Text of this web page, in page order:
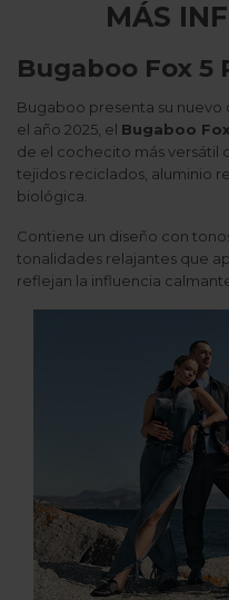
MÁS
Bugaboo Fox 5
Bugaboo presenta su
el año 2025, el Bugaboo
de el cochecito más versátil
tejidos reciclados, aluminio
biológica.
Contiene un diseño con
tonalidades relajantes que
reflejan la influencia